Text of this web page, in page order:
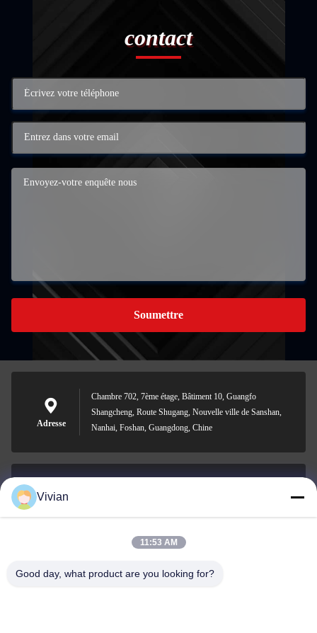
contact
Soumettre
Adresse
Chambre 702, 7ème étage, Bâtiment 10, Guangfo
Shangcheng, Route Shugang, Nouvelle ville de Sanshan,
Nanhai, Foshan, Guangdong, Chine
0086-158-1879-0524
Vivian
11:53 AM
Good day, what product are you looking for?